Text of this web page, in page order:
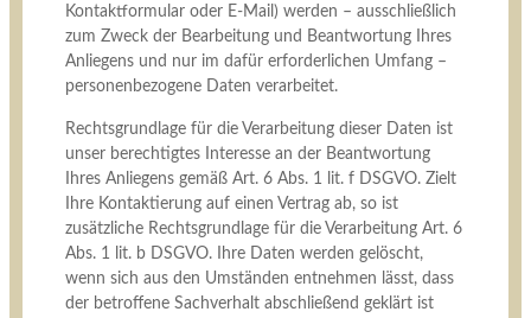
Kontaktformular oder E-Mail) werden – ausschließlich
zum Zweck der Bearbeitung und Beantwortung Ihres
Anliegens und nur im dafür erforderlichen Umfang –
personenbezogene Daten verarbeitet.
Rechtsgrundlage für die Verarbeitung dieser Daten ist
unser berechtigtes Interesse an der Beantwortung
Ihres Anliegens gemäß Art. 6 Abs. 1 lit. f DSGVO. Zielt
Ihre Kontaktierung auf einen Vertrag ab, so ist
zusätzliche Rechtsgrundlage für die Verarbeitung Art. 6
Abs. 1 lit. b DSGVO. Ihre Daten werden gelöscht,
wenn sich aus den Umständen entnehmen lässt, dass
der betroffene Sachverhalt abschließend geklärt ist